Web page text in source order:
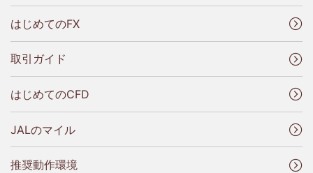
はじめてのFX
取引ガイド
はじめてのCFD
JALのマイル
推奨動作環境